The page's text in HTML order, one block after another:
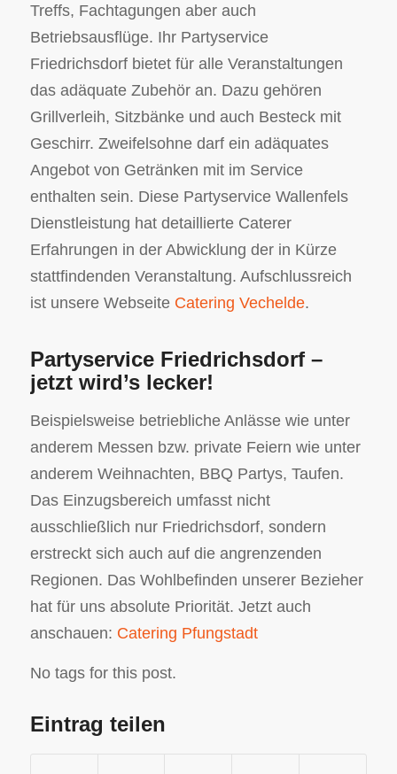
Treffs, Fachtagungen aber auch
Betriebsausflüge. Ihr Partyservice
Friedrichsdorf bietet für alle Veranstaltungen
das adäquate Zubehör an. Dazu gehören
Grillverleih, Sitzbänke und auch Besteck mit
Geschirr. Zweifelsohne darf ein adäquates
Angebot von Getränken mit im Service
enthalten sein. Diese Partyservice Wallenfels
Dienstleistung hat detaillierte Caterer
Erfahrungen in der Abwicklung der in Kürze
stattfindenden Veranstaltung. Aufschlussreich
ist unsere Webseite Catering Vechelde.
Partyservice Friedrichsdorf –
jetzt wird’s lecker!
Beispielsweise betriebliche Anlässe wie unter
anderem Messen bzw. private Feiern wie unter
anderem Weihnachten, BBQ Partys, Taufen.
Das Einzugsbereich umfasst nicht
ausschließlich nur Friedrichsdorf, sondern
erstreckt sich auch auf die angrenzenden
Regionen. Das Wohlbefinden unserer Bezieher
hat für uns absolute Priorität. Jetzt auch
anschauen: Catering Pfungstadt
No tags for this post.
Eintrag teilen